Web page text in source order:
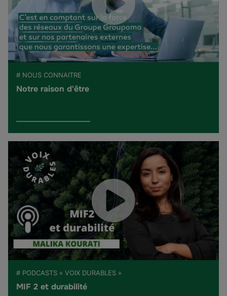
# NOUS CONNAITRE
Notre raison d'être
# PODCASTS « VOIX DURABLES »
MIF 2 et durabilité